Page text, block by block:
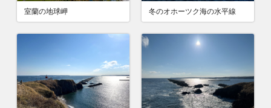
室蘭の地球岬 冬のオホーツク海の水平線